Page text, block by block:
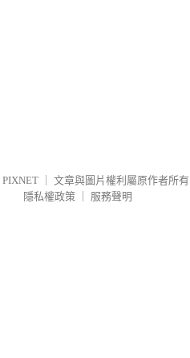
PIXNET
文章與圖片權利屬原作者所有
隱私權政策
服務聲明